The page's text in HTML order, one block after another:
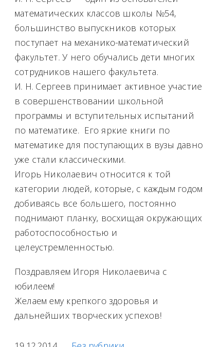
математических классов школы №54,
большинство выпускников которых
поступает на механико-математический
факультет. У него обучались дети многих
сотрудников нашего факультета.
И. Н. Сергеев принимает активное участие
в совершенствовании школьной
программы и вступительных испытаний
по математике. Его яркие книги по
математике для поступающих в вузы давно
уже стали классическими.
Игорь Николаевич относится к той
категории людей, которые, с каждым годом
добиваясь все большего, постоянно
поднимают планку, восхищая окружающих
работоспособностью и
целеустремленностью.
Поздравляем Игоря Николаевича с
юбилеем!
Желаем ему крепкого здоровья и
дальнейших творческих успехов!